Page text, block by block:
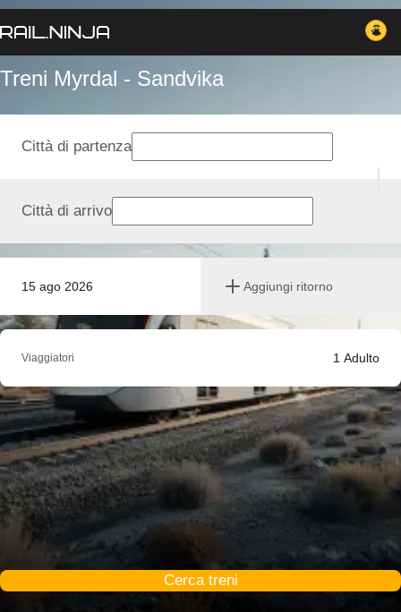
Treni Myrdal - Sandvika
15 ago 2026 Aggiungi ritorno
Città di partenza
Città di arrivo
Viaggiatori 1 Adulto
Cerca treni